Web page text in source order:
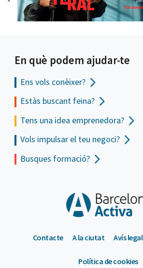
En què podem ajudar-te
Ens vols conèixer?
Estàs buscant feina?
Tens una idea emprenedora?
Vols impulsar el teu negoci?
Busques formació?
Contacte A la ciutat Avís legal
Política de cookies